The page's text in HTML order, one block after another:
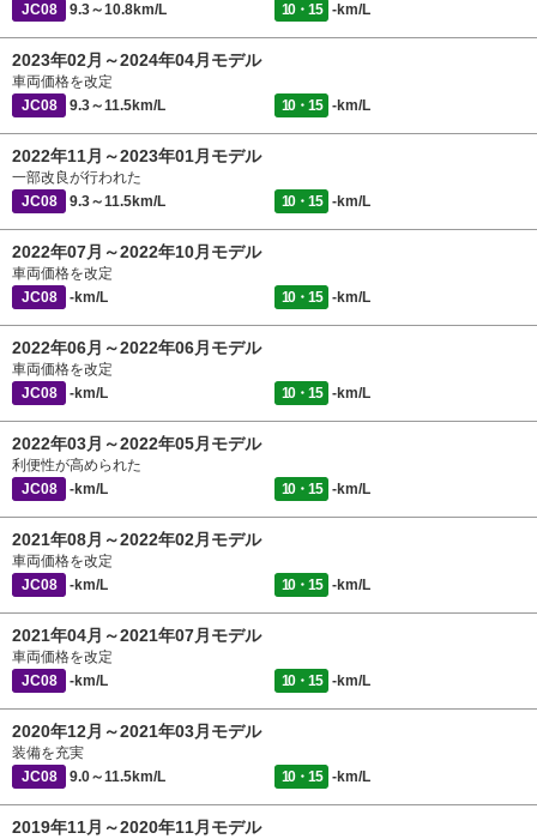
JC08
9.3～10.8km/L 10・15 -km/L
2023年02月～2024年04月モデル
車両価格を改定
JC08
9.3～11.5km/L 10・15 -km/L
2022年11月～2023年01月モデル
一部改良が行われた
JC08
9.3～11.5km/L 10・15 -km/L
2022年07月～2022年10月モデル
車両価格を改定
JC08
-km/L 10・15 -km/L
2022年06月～2022年06月モデル
車両価格を改定
JC08
-km/L 10・15 -km/L
2022年03月～2022年05月モデル
利便性が高められた
JC08
-km/L 10・15 -km/L
2021年08月～2022年02月モデル
車両価格を改定
JC08
-km/L 10・15 -km/L
2021年04月～2021年07月モデル
車両価格を改定
JC08
-km/L 10・15 -km/L
2020年12月～2021年03月モデル
装備を充実
JC08
9.0～11.5km/L 10・15 -km/L
2019年11月～2020年11月モデル